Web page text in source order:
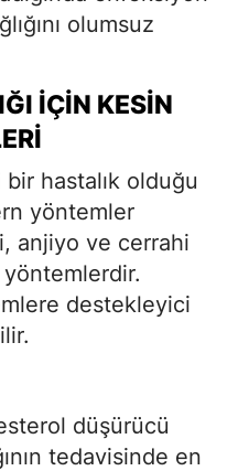
olumsuz
İÇIN KESIN
bir hastalık olduğu
yöntemler
anjiyo ve cerrahi
destekleyici
düşürücü
tedavisinde en